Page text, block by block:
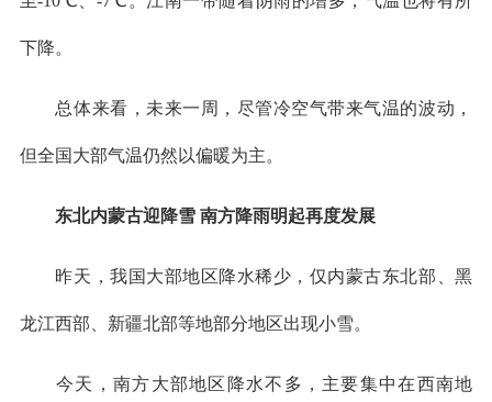
下降。
总体来看，未来一周，尽管冷空气带来气温的波动，
但全国大部气温仍然以偏暖为主。
东北内蒙古迎降雪 南方降雨明起再度发展
昨天，我国大部地区降水稀少，仅内蒙古东北部、黑
龙江西部、新疆北部等地部分地区出现小雪。
今天，南方大部地区降水不多，主要集中在西南地